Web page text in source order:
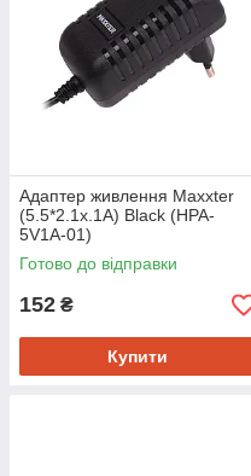
Адаптер живлення Maxxter
(5.5*2.1x.1A) Black (HPA-
5V1A-01)
Готово до відправки
152 ₴
Купити